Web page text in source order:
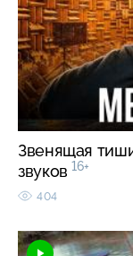
Звенящая
звуков 16+
404